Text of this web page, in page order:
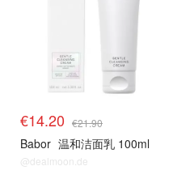
€14.20 €21.90
Babor 温和洁面乳 100ml
@dealmoon.de